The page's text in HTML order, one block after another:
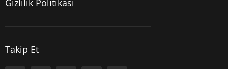
Gizlilik Politikası
Takip Et